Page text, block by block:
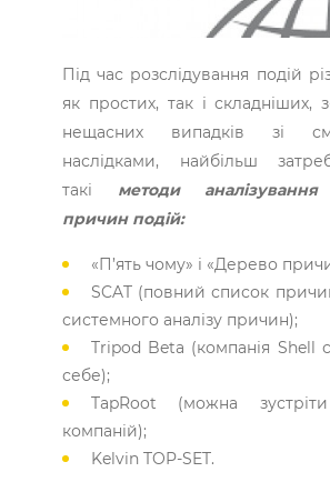
Під час розслідування подій
як простих, так і складніших,
нещасних випадків зі
наслідками, найбільш
такі методи аналізування
причин подій:
«П’ять чому» і «Дерево
SCAT (повний список
системного аналізу причин);
Tripod Beta (компанія Shell
себе);
TapRoot (можна
компаній);
Kelvin TOP-SET.